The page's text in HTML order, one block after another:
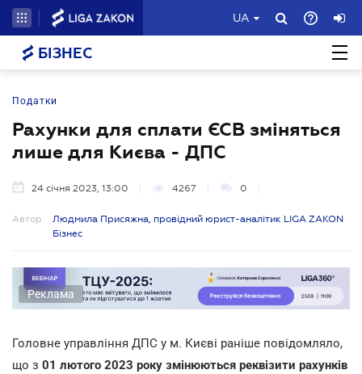
UA
БІЗНЕС
Податки
Рахунки для сплати ЄСВ зміняться
лише для Києва - ДПС
24 січня 2023, 13:00 4267 0
Автор:
Людмила Присяжна, провідний юрист-аналітик LIGA ZAKON
Бізнес
Реклама
Головне управління ДПС у м. Києві раніше повідомляло,
що з 01 лютого 2023 року змінюються реквізити рахунків